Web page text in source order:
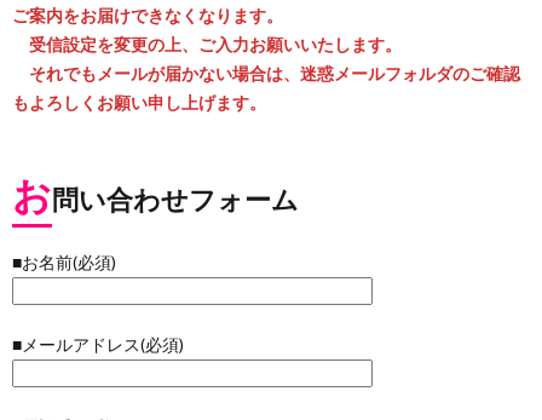
ご案内をお届けできなくなります。
受信設定を変更の上、ご入力お願いいたします。
それでもメールが届かない場合は、迷惑メールフォルダのご確認
もよろしくお願い申し上げます。
お問い合わせフォーム
■お名前(必須)
■メールアドレス(必須)